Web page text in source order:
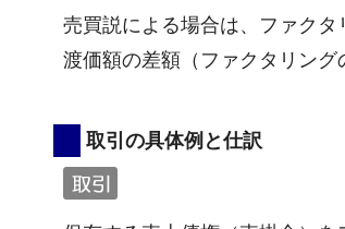
売買説による場合は、ファク
渡価額の差額（ファクタリング
取引の具体例と仕訳